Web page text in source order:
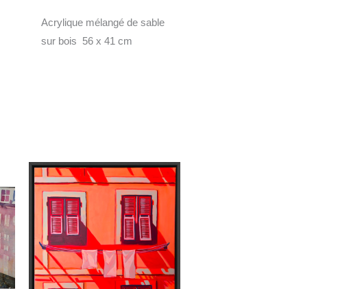
Acrylique mélangé de sable
sur bois 56 x 41 cm